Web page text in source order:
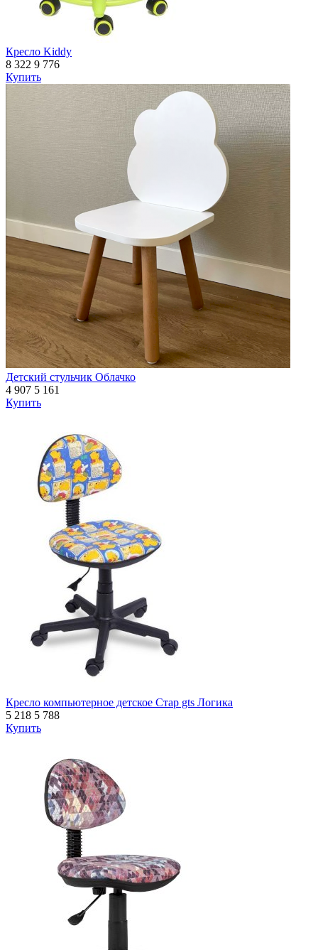
Кресло Kiddy
8 322 9 776
Купить
Детский стульчик Облачко
4 907 5 161
Купить
Кресло компьютерное детское Стар gts Логика
5 218 5 788
Купить